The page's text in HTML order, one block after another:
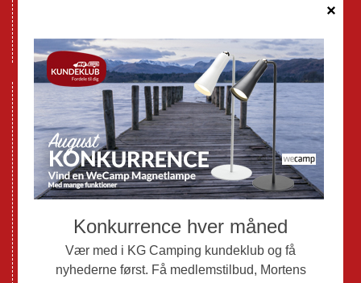
GPDR - Optagelse af foto og video
Nye Campingvogne
Nye Autocampere og Vans
Brugte Campingvogne
Brugte Autocampere og Vans
Webshop
Mortens Campingtips
KG Camping Kundeklub
Nyheder